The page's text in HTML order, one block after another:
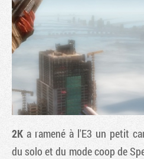
2K a ramené à l'E3 un petit
du solo et du mode coop de